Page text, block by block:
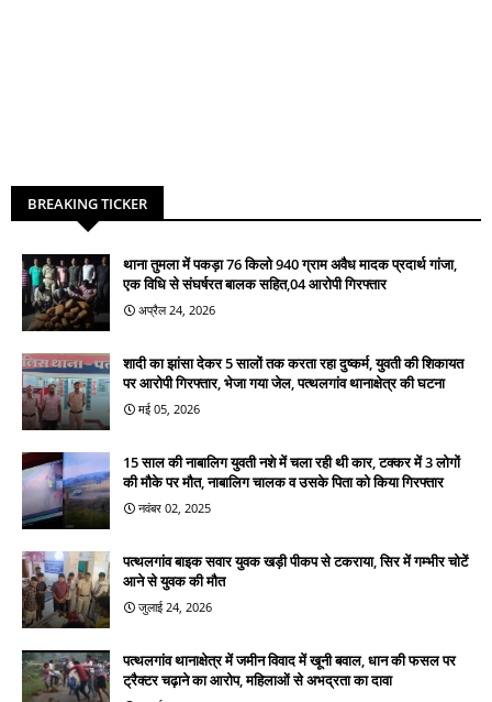
BREAKING TICKER
थाना तुमला में पकड़ा 76 किलो 940 ग्राम अवैध मादक प्रदार्थ गांजा,
एक विधि से संघर्षरत बालक सहित,04 आरोपी गिरफ्तार
अप्रैल 24, 2026
शादी का झांसा देकर 5 सालों तक करता रहा दुष्कर्म, युवती की शिकायत
पर आरोपी गिरफ्तार, भेजा गया जेल, पत्थलगांव थानाक्षेत्र की घटना
मई 05, 2026
15 साल की नाबालिग युवती नशे में चला रही थी कार, टक्कर में 3 लोगों
की मौके पर मौत, नाबालिग चालक व उसके पिता को किया गिरफ्तार
नवंबर 02, 2025
पत्थलगांव बाइक सवार युवक खड़ी पीकप से टकराया, सिर में गम्भीर चोटें
आने से युवक की मौत
जुलाई 24, 2026
पत्थलगांव थानाक्षेत्र में जमीन विवाद में खूनी बवाल, धान की फसल पर
ट्रैक्टर चढ़ाने का आरोप, महिलाओं से अभद्रता का दावा